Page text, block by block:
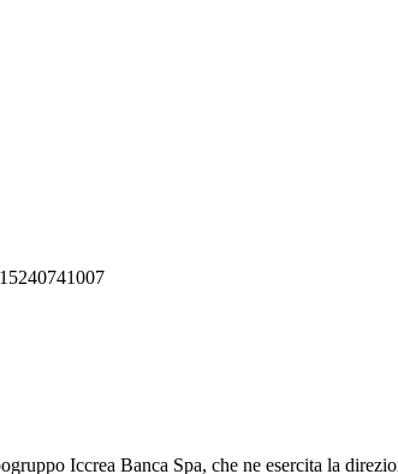
Iccrea Banca Spa, che ne esercita la